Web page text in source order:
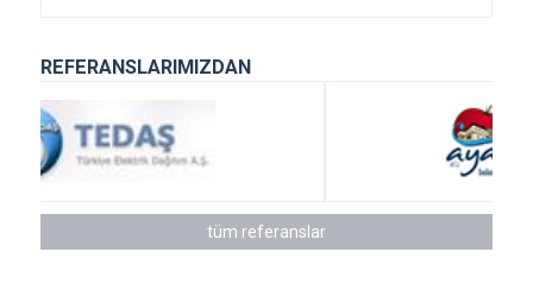
REFERANSLARIMIZDAN
tüm referanslar